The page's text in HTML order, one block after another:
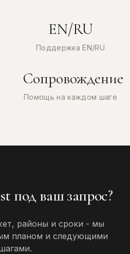
EN/RU
Поддержка EN/RU
Сопровождение
Помощь на каждом шаге
под ваш запрос?
районы и сроки - мы
планом и следующими